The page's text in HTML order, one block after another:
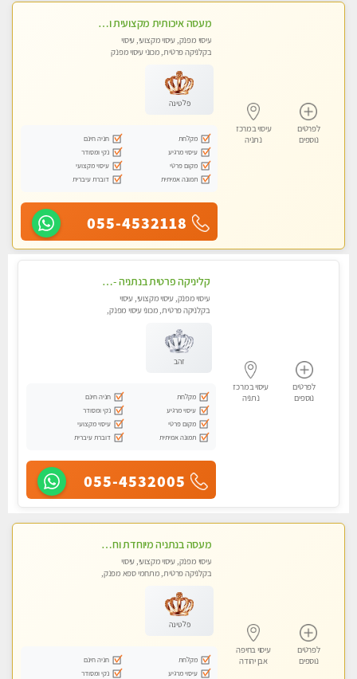
לפרטים
נוספים
עיסוי במרכז
נתניה
מעסה איכותית מקצועית ומפנקת מאוד בנתניה
עיסוי מפנק, עיסוי מקצועי, עיסוי
בקלניקה פרטית, מכוני עיסוי מפנק
פלטינה
מקלחת
חניה חינם
עיסוי מרגיע
נקי ומסודר
מקום פרטי
עיסוי מקצועי
תמונה אמיתית
דוברת עיברית
055-4532118
לפרטים
נוספים
עיסוי במרכז
נתניה
קליניקה פרטית בנתניה -מעסה איכותית לעיסוי מקצועי ומפנק לכל שרירי הגוף...
עיסוי מפנק, עיסוי מקצועי, עיסוי
בקלניקה פרטית, מכוני עיסוי מפנק,
זהב
מקלחת
חניה חינם
עיסוי מרגיע
נקי ומסודר
מקום פרטי
עיסוי מקצועי
תמונה אמיתית
דוברת עיברית
055-4532005
לפרטים
נוספים
עיסוי בחיפה
אבן יהודה
מעסה בנתניה מיוחדת וחדשה בעיר לעיסוי...
עיסוי מפנק, עיסוי מקצועי, עיסוי
בקלניקה פרטית, מתחמי ספא מפנק,
פלטינה
מקלחת
חניה חינם
עיסוי מרגיע
נקי ומסודר